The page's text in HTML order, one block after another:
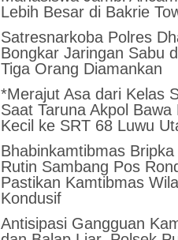
Lebih Besar di Bakrie
Satresnarkoba Polres
Bongkar Jaringan Sabu
Tiga Orang Diamankan
*Merajut Asa dari Kelas
Saat Taruna Akpol Bawa
Kecil ke SRT 68 Luwu
Bhabinkamtibmas Bripka
Rutin Sambang Pos
Pastikan Kamtibmas
Kondusif
Antisipasi Gangguan